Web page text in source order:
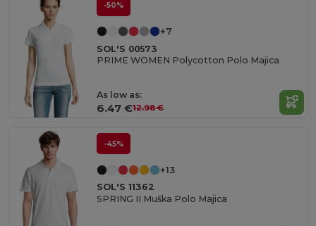
-50%
+7
SOL'S 00573
PRIME WOMEN Polycotton Polo Majica
As low as:
6.47 €12.98 €
-45%
+13
SOL'S 11362
SPRING II Muška Polo Majica